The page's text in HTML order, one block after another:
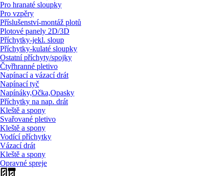
Pro hranaté sloupky
Pro vzpěry
Příslušenství-montáž plotů
Plotové panely 2D/3D
Příchytky-jekl. sloup
Příchytky-kulaté sloupky
Ostatní příchyty/spojky
Čtyřhranné pletivo
Napínací a vázací drát
Napínací tyč
Napínáky,Očka,Opasky
Příchytky na nap. drát
Kleště a spony
Svařované pletivo
Kleště a spony
Vodící příchytky
Vázací drát
Kleště a spony
Opravné spreje